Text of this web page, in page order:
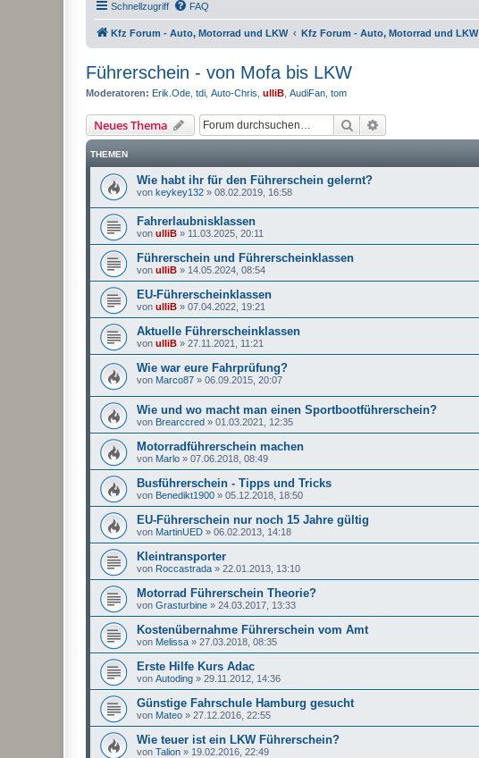
Schnellzugriff FAQ
Kfz Forum - Auto, Motorrad und LKW Kfz Forum - Auto, Motorrad und LKW
Führerschein - von Mofa bis LKW
Moderatoren: Erik.Ode tdi Auto-Chris ulliB AudiFan tom
Neues Thema Suche
THEMEN
Wie habt ihr für den Führerschein gelernt?
von keykey132 » 08.02.2019, 16:58
Fahrerlaubnisklassen
von ulliB » 11.03.2025, 20:11
Führerschein und Führerscheinklassen
von ulliB » 14.05.2024, 08:54
EU-Führerscheinklassen
von ulliB » 07.04.2022, 19:21
Aktuelle Führerscheinklassen
von ulliB » 27.11.2021, 11:21
Wie war eure Fahrprüfung?
von Marco87 » 06.09.2015, 20:07
Wie und wo macht man einen Sportbootführerschein?
von Brearccred » 01.03.2021, 12:35
Motorradführerschein machen
von Marlo » 07.06.2018, 08:49
Busführerschein - Tipps und Tricks
von Benedikt1900 » 05.12.2018, 18:50
EU-Führerschein nur noch 15 Jahre gültig
von MartinUED » 06.02.2013, 14:18
Kleintransporter
von Roccastrada » 22.01.2013, 13:10
Motorrad Führerschein Theorie?
von Grasturbine » 24.03.2017, 13:33
Kostenübernahme Führerschein vom Amt
von Melissa » 27.03.2018, 08:35
Erste Hilfe Kurs Adac
von Autoding » 29.11.2012, 14:36
Günstige Fahrschule Hamburg gesucht
von Mateo » 27.12.2016, 22:55
Wie teuer ist ein LKW Führerschein?
von Talion » 19.02.2016, 22:49